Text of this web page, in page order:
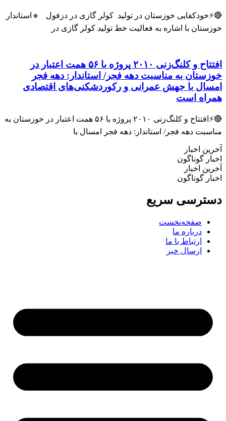
🔴⚡خودکفایی خوزستان در تولید کولر گازی در دزفول 🔹استاندار
خوزستان با اشاره به فعالیت خط تولید کولر گازی در
افتتاح و کلنگ‌زنی ۲۰۱۰ پروژه با ۵۶ همت اعتبار در
خوزستان به مناسبت دهه فجر/ استاندار: دهه فجر
امسال با جهش عمرانی و رکوردشکنی‌های اقتصادی
همراه است
🔴⚡افتتاح و کلنگ‌زنی ۲۰۱۰ پروژه با ۵۶ همت اعتبار در خوزستان به
مناسبت دهه فجر/ استاندار: دهه فجر امسال با
آخرین اخبار
اخبار گوناگون
آخرین اخبار
اخبار گوناگون
دسترسی سریع
صفحه‌نخست
درباره ما
ارتباط با ما
ارسال خبر